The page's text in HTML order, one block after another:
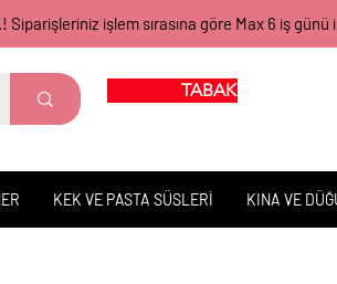
işlem sırasına göre Max 6 iş
TABAK BARDAK
KEK VE PASTA SÜSLERİ KINA VE